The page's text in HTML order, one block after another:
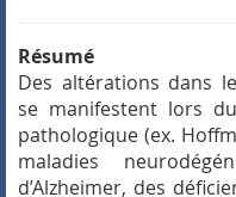
Résumé
Des altérations dans
se manifestent lors
pathologique (ex.
maladies
d’Alzheimer, des